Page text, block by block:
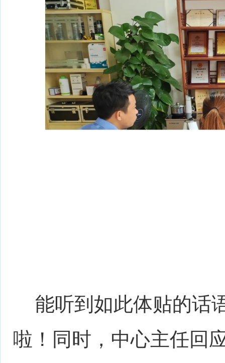
能听到如此体贴的话
啦！同时，中心主任回